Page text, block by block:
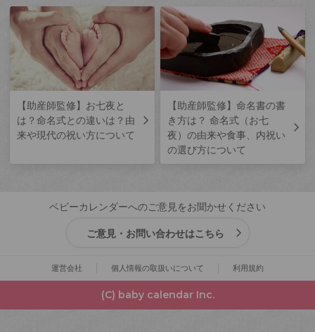
【助産師監修】お七夜と
は？命名式との違いは？由
来や現代の祝い方について
【助産師監修】命名書の書
き方は？ 命名式（お七
夜）の由来や食事、内祝い
の選び方について
ベビーカレンダーへのご意見をお聞かせください
ご意見・お問い合わせはこちら
運営会社 個人情報の取扱いについて 利用規約
(C) baby calendar Inc.